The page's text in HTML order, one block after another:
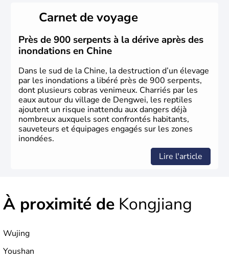
dynasties. La dynastie Qing a été la dernière à régner
jusqu'aux guerres de l'opium lorsque la Chine s'est
constituée comme nation et a retrouvé son indépendance
en 1945. Illustre pays en matière d'inventions avant-
gardistes, la Chine a été la première utilisatrice du papier,
de l'imprimerie à caractères mobiles, de la boussole et de
la poudre à canon.
Carnet de voyage
Près de 900 serpents à la dérive après des
inondations en Chine
Dans le sud de la Chine, la destruction d’un élevage
par les inondations a libéré près de 900 serpents,
dont plusieurs cobras venimeux. Charriés par les
eaux autour du village de Dengwei, les reptiles
ajoutent un risque inattendu aux dangers déjà
nombreux auxquels sont confrontés habitants,
sauveteurs et équipages engagés sur les zones
inondées.
Lire l'article
À proximité de Kongjiang
Wujing
Youshan